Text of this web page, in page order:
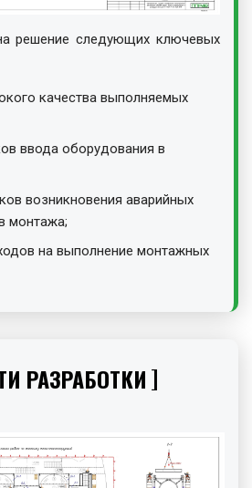
решение следующих ключевых
качества выполняемых
ввода оборудования в
возникновения аварийных
монтажа;
на выполнение монтажных
РАЗРАБОТКИ